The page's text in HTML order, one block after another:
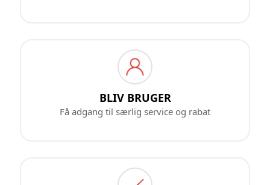
BLIV BRUGER
Få adgang til særlig service og rabat